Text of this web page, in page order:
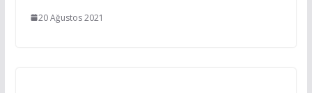
20 Ağustos 2021